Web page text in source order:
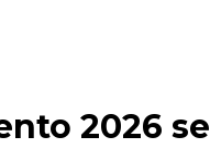
2026 se